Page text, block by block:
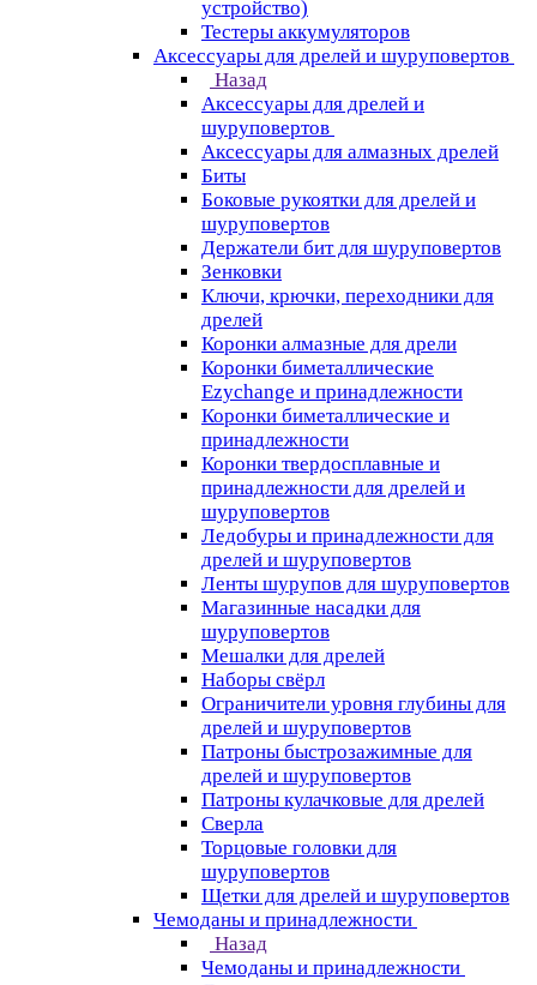
устройство)
Тестеры аккумуляторов
Аксессуары для дрелей и шуруповертов
Назад
Аксессуары для дрелей и
шуруповертов
Аксессуары для алмазных дрелей
Биты
Боковые рукоятки для дрелей и
шуруповертов
Держатели бит для шуруповертов
Зенковки
Ключи, крючки, переходники для
дрелей
Коронки алмазные для дрели
Коронки биметаллические
Ezychange и принадлежности
Коронки биметаллические и
принадлежности
Коронки твердосплавные и
принадлежности для дрелей и
шуруповертов
Ледобуры и принадлежности для
дрелей и шуруповертов
Ленты шурупов для шуруповертов
Магазинные насадки для
шуруповертов
Мешалки для дрелей
Наборы свёрл
Ограничители уровня глубины для
дрелей и шуруповертов
Патроны быстрозажимные для
дрелей и шуруповертов
Патроны кулачковые для дрелей
Сверла
Торцовые головки для
шуруповертов
Щетки для дрелей и шуруповертов
Чемоданы и принадлежности
Назад
Чемоданы и принадлежности